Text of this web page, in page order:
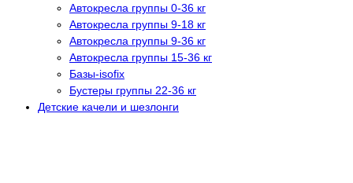
Автокресла группы 0-36 кг
Автокресла группы 9-18 кг
Автокресла группы 9-36 кг
Автокресла группы 15-36 кг
Базы-isofix
Бустеры группы 22-36 кг
Детские качели и шезлонги